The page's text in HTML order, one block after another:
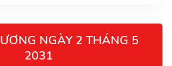
NGÀY 2 THÁNG 5
2031